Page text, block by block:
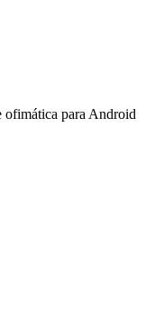
ofimática para Android